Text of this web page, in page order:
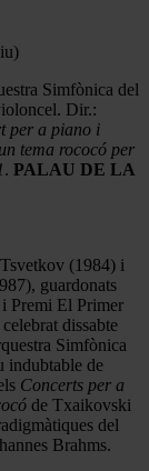
Simfònica del
Dir.:
per a piano i
tema rococó per
. PALAU DE LA
(1984) i
guardonats
Premi El Primer
dissabte
Simfònica
indubtable de
Concerts per a
de Txaikovski
del
Brahms.